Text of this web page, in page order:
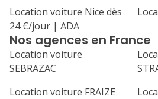
Location voiture Nice dès
24 €/jour | ADA
Nos agences en France
Location voiture
SEBRAZAC
Location voiture FRAIZE